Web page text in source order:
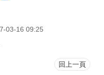
03-16 09:25
回上一頁